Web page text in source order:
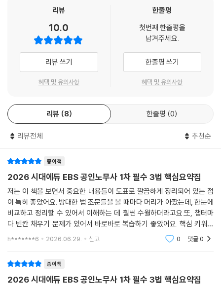
CHAPTER 02 고용보험법
CHAPTER 03 산업재해보상보험법
CHAPTER 04 국민연금법
CHAPTER 05 국민건강보험법
CHAPTER 06 고용보험 및 산업재해보상보험의 보험료징수 등에 관한
리뷰
10.0
리뷰 쓰기
혜택 및 유의사항
한줄평
첫번째 한줄평을
남겨주세요.
한줄평 쓰기
혜택 및 유의사항
리뷰 8 한줄평 0
리뷰전체 추천순
종이책
2026 시대에듀 EBS 공인노무사 1차 필수 3법 핵심요약집
저는 이 책을 보면서 중요한 내용들이 도표로 깔끔하게 정리되어 있는 점
이 특히 좋았어요. 방대한 법 조문들을 볼 때마다 머리가 아팠는데, 한눈에
비교하고 정리할 수 있어서 이해하는 데 훨씬 수월하더라고요.또, 챕터마
다 빈칸 채우기 문제가 있어서 바로바로 복습하기 좋았어요. 핵심 키워드
를 직접 써보면서 외우니까 그냥 읽기만 할 때보다 훨씬 기억에 오래 남는
h*******6 2026.06.29. 신고 0 댓글0
종이책
2026 시대에듀 EBS 공인노무사 1차 필수 3법 핵심요약집